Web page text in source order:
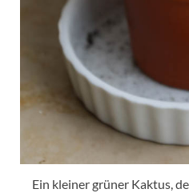
Ein kleiner grüner Kaktus,